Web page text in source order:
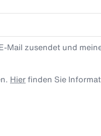
Mail zusendet und
Hierfinden Sie